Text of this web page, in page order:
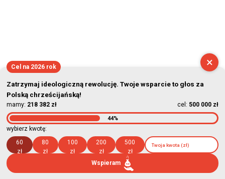
×
Cel na 2026 rok
Zatrzymaj ideologiczną rewolucję. Twoje wsparcie to głos za
Polską chrześcijańską!
mamy: 218 382 zł cel: 500 000 zł
44%
wybierz kwotę:
60
zł
80
zł
100
zł
200
zł
500
zł
Wspieram